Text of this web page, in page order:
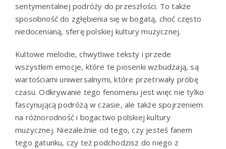
sentymentalnej podróży do przeszłości. To także
sposobność do zgłębienia się w bogatą, choć często
niedocenianą, sferę polskiej kultury muzycznej.
Kultowe melodie, chwytliwe teksty i przede
wszystkim emocje, które te piosenki wzbudzają, są
wartościami uniwersalnymi, które przetrwały próbę
czasu. Odkrywanie tego fenomenu jest więc nie tylko
fascynującą podróżą w czasie, ale także spojrzeniem
na różnorodność i bogactwo polskiej kultury
muzycznej. Niezależnie od tego, czy jesteś fanem
tego gatunku, czy też podchodzisz do niego z